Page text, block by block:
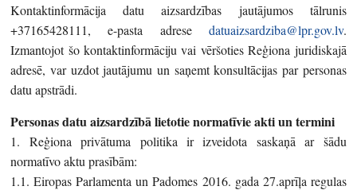
Kontaktinformācija datu aizsardzības jautājumos tālrunis
+37165428111, e-pasta adrese datuaizsardziba@lpr.gov.lv.
Izmantojot šo kontaktinformāciju vai vēršoties Reģiona juridiskajā
adresē, var uzdot jautājumu un saņemt konsultācijas par personas
datu apstrādi.
Personas datu aizsardzībā lietotie normatīvie akti un termini
1. Reģiona privātuma politika ir izveidota saskaņā ar šādu
normatīvo aktu prasībām:
1.1. Eiropas Parlamenta un Padomes 2016. gada 27.aprīļa regulas